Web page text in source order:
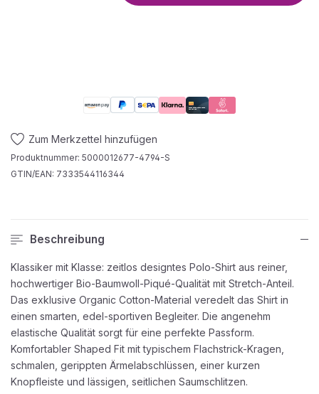
Zum Merkzettel hinzufügen
Produktnummer: 5000012677-4794-S
GTIN/EAN: 7333544116344
Beschreibung
Klassiker mit Klasse: zeitlos designtes Polo-Shirt aus reiner,
hochwertiger Bio-Baumwoll-Piqué-Qualität mit Stretch-Anteil.
Das exklusive Organic Cotton-Material veredelt das Shirt in
einen smarten, edel-sportiven Begleiter. Die angenehm
elastische Qualität sorgt für eine perfekte Passform.
Komfortabler Shaped Fit mit typischem Flachstrick-Kragen,
schmalen, gerippten Ärmelabschlüssen, einer kurzen
Knopfleiste und lässigen, seitlichen Saumschlitzen.